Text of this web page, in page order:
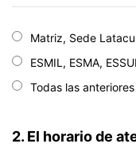
Matriz, Sede
ESMIL, ESMA,
Todas las anteriores
2. El horario de